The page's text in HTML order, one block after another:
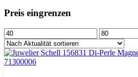
Preis eingrenzen
Min.
Preis
Max.
Preis